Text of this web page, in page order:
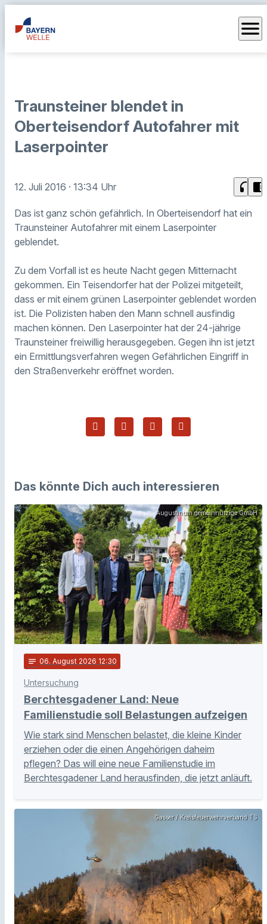
menu
Traunsteiner blendet in
Oberteisendorf Autofahrer mit
Laserpointer
12. Juli 2016 · 13:34 Uhr headphones chrome_reader_mode
Das ist ganz schön gefährlich. In Oberteisendorf hat ein
Traunsteiner Autofahrer mit einem Laserpointer
geblendet.
Zu dem Vorfall ist es heute Nacht gegen Mitternacht
gekommen. Ein Teisendorfer hat der Polizei mitgeteilt,
dass er mit einem grünen Laserpointer geblendet worden
ist. Die Polizisten haben den Mann schnell ausfindig
machen können. Den Laserpointer hat der 24-jährige
Traunsteiner freiwillig herausgegeben. Gegen ihn ist jetzt
ein Ermittlungsverfahren wegen Gefährlichen Eingriff in
den Straßenverkehr eröffnet worden.
Das könnte Dich auch interessieren
Augustinum gemeinnützige GmbH
notes 06. August 2026 12:30
Untersuchung
Berchtesgadener Land: Neue
Familienstudie soll Belastungen aufzeigen
Wie stark sind Menschen belastet, die kleine Kinder
erziehen oder die einen Angehörigen daheim
pflegen? Das will eine neue Familienstudie im
Berchtesgadener Land herausfinden, die jetzt anläuft.
Gasser / Kreisfeuerwehrverband TS